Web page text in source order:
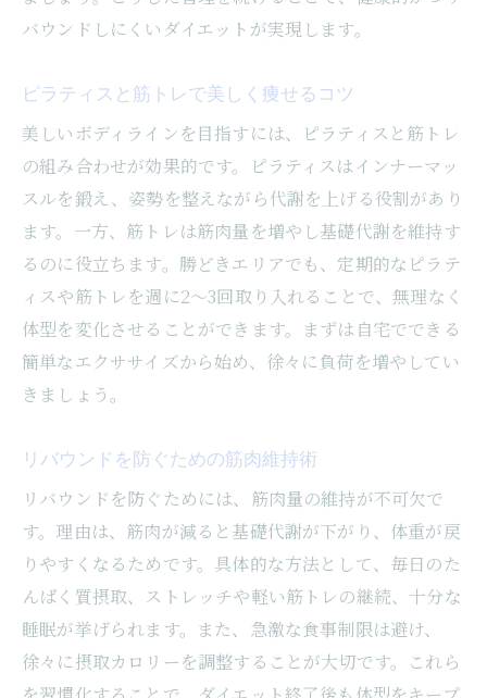
バウンドしにくいダイエットが実現します。
ピラティスと筋トレで美しく痩せるコツ
美しいボディラインを目指すには、ピラティスと筋トレ
の組み合わせが効果的です。ピラティスはインナーマッ
スルを鍛え、姿勢を整えながら代謝を上げる役割があり
ます。一方、筋トレは筋肉量を増やし基礎代謝を維持す
るのに役立ちます。勝どきエリアでも、定期的なピラテ
ィスや筋トレを週に2〜3回取り入れることで、無理なく
体型を変化させることができます。まずは自宅でできる
簡単なエクササイズから始め、徐々に負荷を増やしてい
きましょう。
リバウンドを防ぐための筋肉維持術
リバウンドを防ぐためには、筋肉量の維持が不可欠で
す。理由は、筋肉が減ると基礎代謝が下がり、体重が戻
りやすくなるためです。具体的な方法として、毎日のた
んぱく質摂取、ストレッチや軽い筋トレの継続、十分な
睡眠が挙げられます。また、急激な食事制限は避け、
徐々に摂取カロリーを調整することが大切です。これら